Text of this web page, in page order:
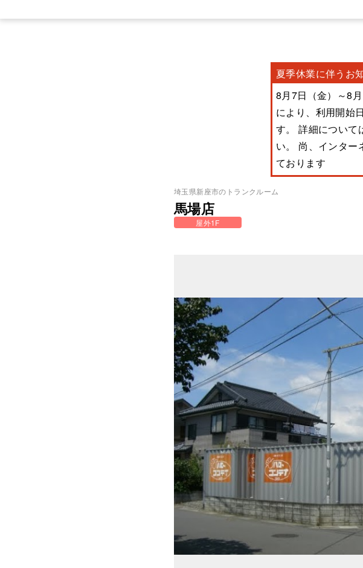
夏季休業に伴うお
8月7日（金）～8
により、利用開始
す。 詳細について
い。 尚、インター
ております
埼玉県新座市のトランクルーム
馬場店
屋外1F